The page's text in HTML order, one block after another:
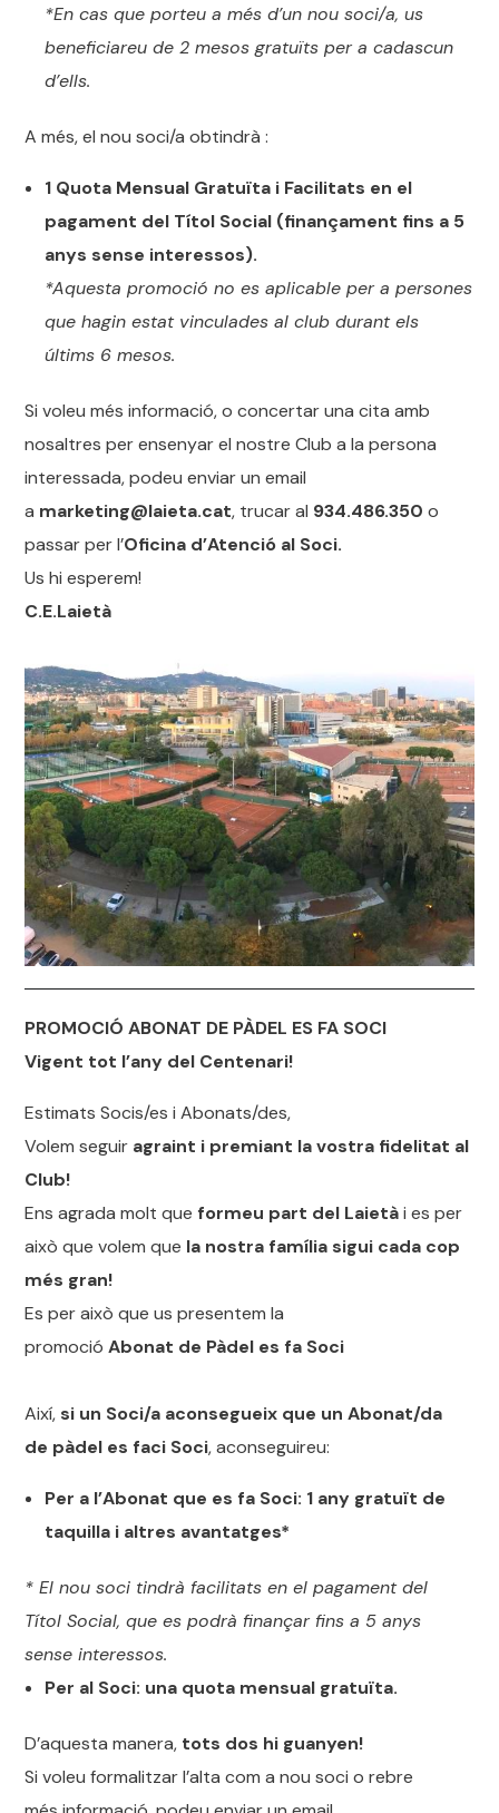
*En cas que porteu a més d’un nou soci/a, us
beneficiareu de 2 mesos gratuïts per a cadascun
d’ells.
A més, el nou soci/a obtindrà :
1 Quota Mensual Gratuïta i Facilitats en el
pagament del Títol Social (finançament fins a 5
anys sense interessos).
*Aquesta promoció no es aplicable per a persones
que hagin estat vinculades al club durant els
últims 6 mesos.
Si voleu més informació, o concertar una cita amb
nosaltres per ensenyar el nostre Club a la persona
interessada, podeu enviar un email
a marketing@laieta.cat, trucar al 934.486.350 o
passar per l’Oficina d’Atenció al Soci.
Us hi esperem!
C.E.Laietà
PROMOCIÓ ABONAT DE PÀDEL ES FA SOCI
Vigent tot l’any del Centenari!
Estimats Socis/es i Abonats/des,
Volem seguir agraint i premiant la vostra fidelitat al
Club!
Ens agrada molt que formeu part del Laietài es per
això que volem que la nostra família sigui cada cop
més gran!
Es per això que us presentem la
promocióAbonat de Pàdel es fa Soci
Així, si un Soci/a aconsegueix que un Abonat/da
de pàdel es faci Soci, aconseguireu:
Per a l’Abonat que es fa Soci: 1 any gratuït de
taquilla i altres avantatges*
* El nou soci tindrà facilitats en el pagament del
Títol Social, que es podrà finançar fins a 5 anys
sense interessos.
Per al Soci: una quota mensual gratuïta.
D’aquesta manera, tots dos hi guanyen!
Si voleu formalitzar l’alta com a nou soci o rebre